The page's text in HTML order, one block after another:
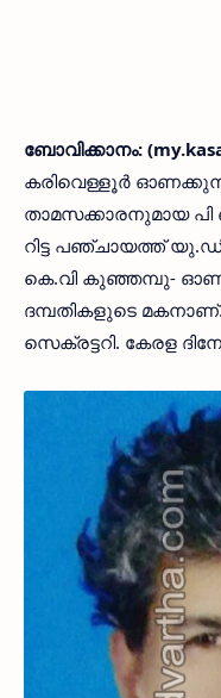
ബോവിക്കാനം:
കരിവെള്ളൂര്‍
താമസക്കാരനുമായ പി
റിട്ട പഞ്ചായത്ത്
കെ.വി കുഞ്ഞമ്പു-
ദമ്പതികളുടെ മകനാണ്.
സെക്രട്ടറി. കേരള